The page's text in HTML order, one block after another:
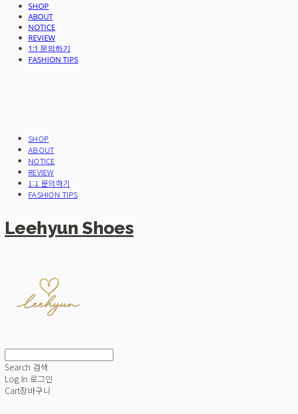
SHOP
ABOUT
NOTICE
REVIEW
1:1 문의하기
FASHION TIPS
SHOP
ABOUT
NOTICE
REVIEW
1:1 문의하기
FASHION TIPS
Leehyun Shoes
Search 검색
Log In 로그인
Cart장바구니